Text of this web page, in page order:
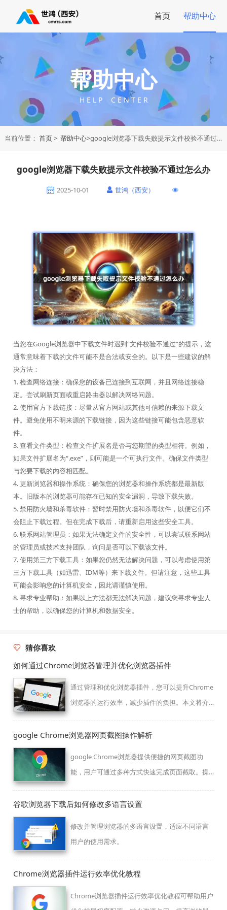
首页 帮助中心
帮助中心
H E L P C E N T E R
当前位置： 首页> 帮助中心>google浏览器下载失败提示文件校验不通过怎么办
google浏览器下载失败提示文件校验不通过怎么办
2025-10-01 世鸿（西安）
当您在Google浏览器中下载文件时遇到“文件校验不通过”的提示，这
通常意味着下载的文件可能不是合法或安全的。以下是一些建议的解
决方法：
1. 检查网络连接：确保您的设备已连接到互联网，并且网络连接稳
定。尝试刷新页面或重启路由器以解决网络问题。
2. 使用官方下载链接：尽量从官方网站或其他可信赖的来源下载文
件。避免使用不明来源的下载链接，因为这些链接可能包含恶意软
件。
3. 查看文件类型：检查文件扩展名是否与您期望的类型相符。例如，
如果文件扩展名为“.exe”，则可能是一个可执行文件。确保文件类型
与您要下载的内容相匹配。
4. 更新浏览器和操作系统：确保您的浏览器和操作系统都是最新版
本。旧版本的浏览器可能存在已知的安全漏洞，导致下载失败。
5. 禁用防火墙和杀毒软件：暂时禁用防火墙和杀毒软件，以便它们不
会阻止下载过程。但在完成下载后，请重新启用这些安全工具。
6. 联系网站管理员：如果无法确定文件的安全性，可以尝试联系网站
的管理员或技术支持团队，询问是否可以下载该文件。
7. 使用第三方下载工具：如果您仍然无法解决问题，可以考虑使用第
三方下载工具（如迅雷、IDM等）来下载文件。但请注意，这些工具
可能会影响您的计算机安全，因此请谨慎使用。
8. 寻求专业帮助：如果以上方法都无法解决问题，建议您寻求专业人
士的帮助，以确保您的计算机和数据安全。
猜你喜欢
如何通过Chrome浏览器管理并优化浏览器插件
通过管理和优化浏览器插件，您可以提升Chrome
浏览器的运行效率，减少插件的负担。本文将介
google Chrome浏览器网页截图操作解析
google Chrome浏览器提供便捷的网页截图功
能，用户可通过多种方式快速完成页面截取。操
有效提升截图效率，适合日常办公与学习使用。
谷歌浏览器下载后如何修改多语言设置
修改并管理浏览器的多语言设置，适应不同语言
用户的使用需求。
Chrome浏览器插件运行效率优化教程
Chrome浏览器插件运行效率优化教程可帮助用户